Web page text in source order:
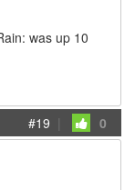
was up 10
#19 | 0